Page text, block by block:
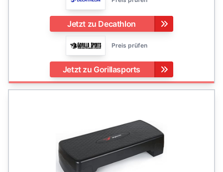
Jetzt zu Decathlon
Preis prüfen
Jetzt zu Gorillasports